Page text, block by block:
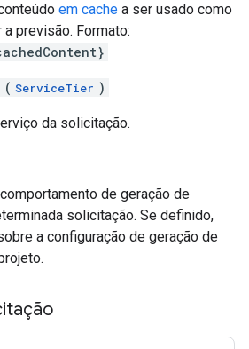
em cache a ser usado como
previsão. Formato:
( ServiceTier )
da solicitação.
de geração de
solicitação. Se definido,
a configuração de geração de